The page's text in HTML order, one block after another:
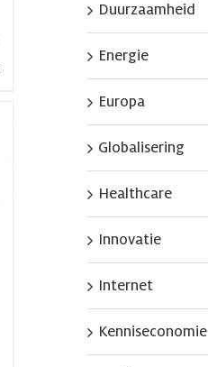
Duurzaamheid
Energie
Europa
Globalisering
Healthcare
Innovatie
Internet
Kenniseconomie